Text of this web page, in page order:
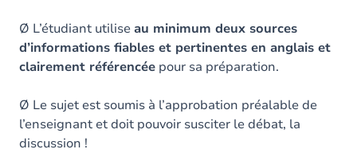
Ø L’étudiant utiliseau minimum deux sources
d’informations fiables et pertinentes en anglais et
clairement référencée pour sa préparation.
Ø Le sujet est soumis à l’approbation préalable de
l’enseignant et doit pouvoir susciter le débat, la
discussion !